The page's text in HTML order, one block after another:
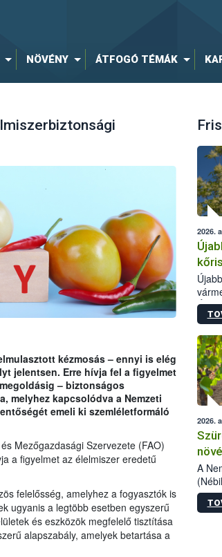
NÖVÉNY ÁTFOGÓ TÉMÁK
kézmosás – ennyi is elég
jelentsen. Erre hívja fel a figyelmet
– biztonságos
melyhez kapcsolódva a Nemzeti
emeli ki szemléletformáló
Mezőgazdasági Szervezete (FAO)
a figyelmet az élelmiszer eredetű
felelősség, amelyhez a fogyasztók is
ugyanis a legtöbb esetben egyszerű
és eszközök megfelelő tisztítása
alapszabály, amelyek betartása a
2026.
2026.
A